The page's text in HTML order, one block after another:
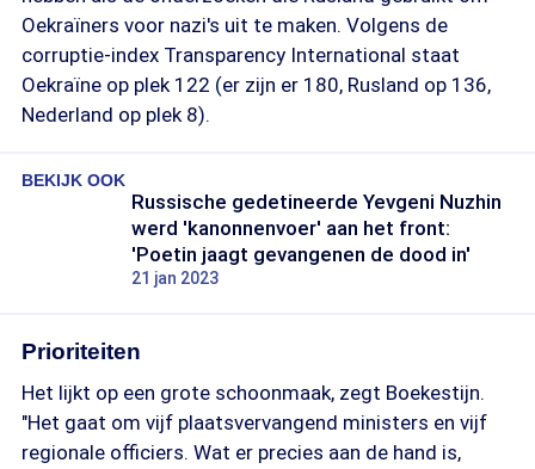
Oekraïners voor nazi's uit te maken. Volgens de
corruptie-index Transparency International staat
Oekraïne op plek 122 (er zijn er 180, Rusland op 136,
Nederland op plek 8).
BEKIJK OOK
Russische gedetineerde Yevgeni Nuzhin
werd 'kanonnenvoer' aan het front:
'Poetin jaagt gevangenen de dood in'
21 jan 2023
Prioriteiten
Het lijkt op een grote schoonmaak, zegt Boekestijn.
"Het gaat om vijf plaatsvervangend ministers en vijf
regionale officiers. Wat er precies aan de hand is,